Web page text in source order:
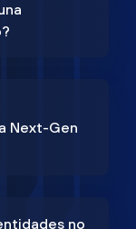
Next-Gen
no